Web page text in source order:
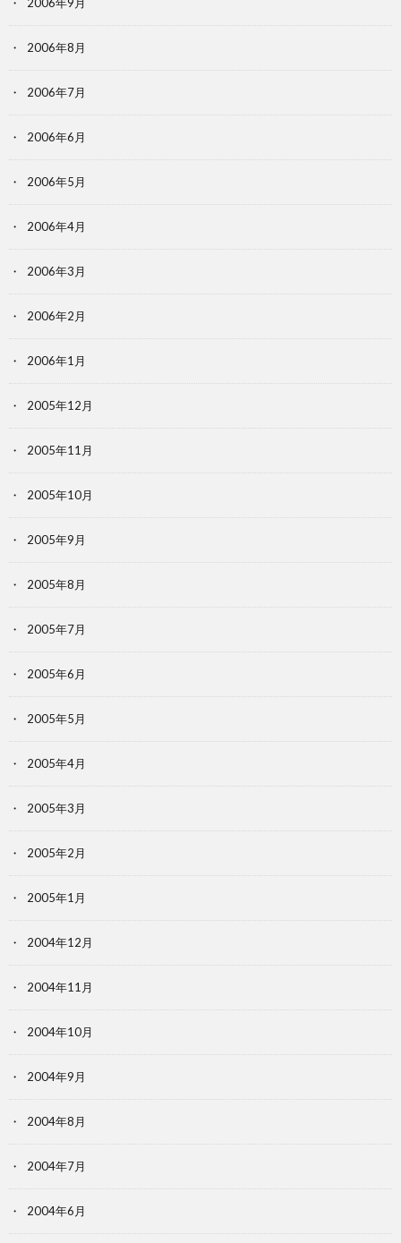
2006年8月
2006年7月
2006年6月
2006年5月
2006年4月
2006年3月
2006年2月
2006年1月
2005年12月
2005年11月
2005年10月
2005年9月
2005年8月
2005年7月
2005年6月
2005年5月
2005年4月
2005年3月
2005年2月
2005年1月
2004年12月
2004年11月
2004年10月
2004年9月
2004年8月
2004年7月
2004年6月